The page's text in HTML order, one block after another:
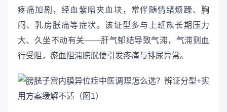
疼痛加剧，经血紫暗夹血块，常伴随情绪烦躁、胸
闷、乳房胀痛等症状。该证型多与上班族长期压力
大、久坐不动有关——肝气郁结导致气滞，气滞则血
行受阻，瘀血阻滞膀胱便引发疼痛与排尿异常。